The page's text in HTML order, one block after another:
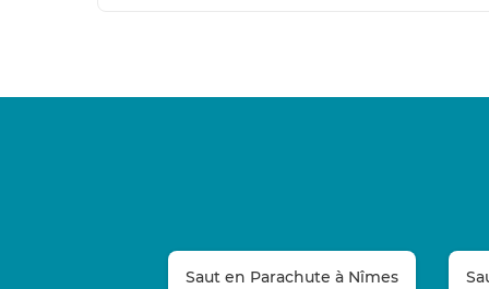
Saut en Parachute à Nîmes